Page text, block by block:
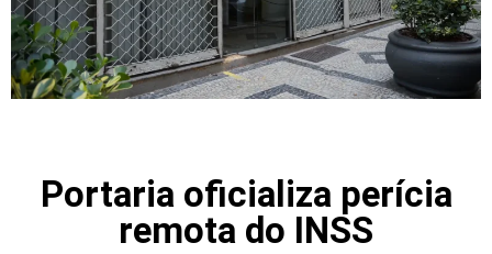
Portaria oficializa perícia
remota do INSS